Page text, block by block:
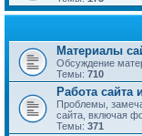
Материалы
Обсуждение
Темы: 710
Работа сайта
Проблемы,
сайта, включая
Темы: 371